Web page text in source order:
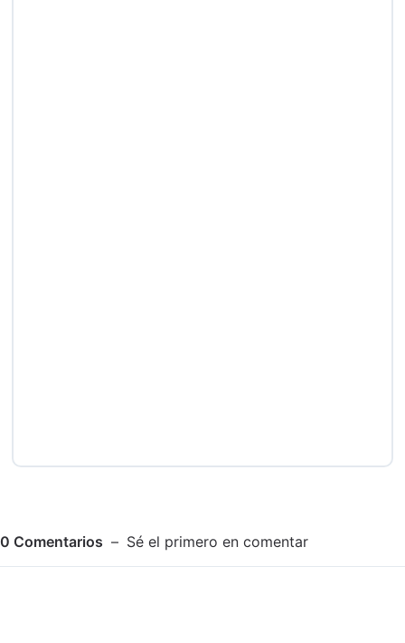
0 Comentarios Sé el primero en comentar